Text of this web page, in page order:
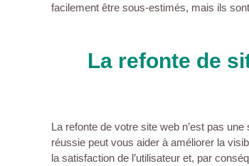
facilement être sous-estimés, mais ils
La refonte de
La refonte de votre site web n’est pas
réussie peut vous aider à améliorer la
la satisfaction de l’utilisateur et, par